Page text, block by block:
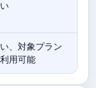
、対象プラン
用可能